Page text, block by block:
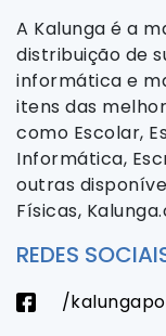
A Kalunga é a
distribuição de
informática e
itens das
como Escolar,
Informática,
outras
Físicas,
REDES
/